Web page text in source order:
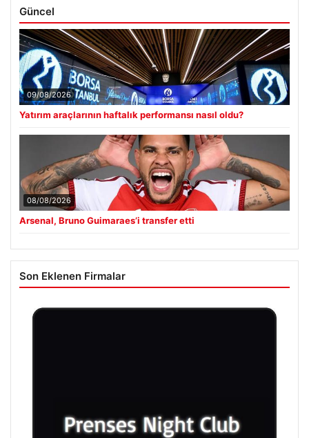
Güncel
09/08/2026
Yatırım araçlarının haftalık performansı nasıl oldu?
08/08/2026
Arsenal, Bruno Guimaraes’i transfer etti
Son Eklenen Firmalar